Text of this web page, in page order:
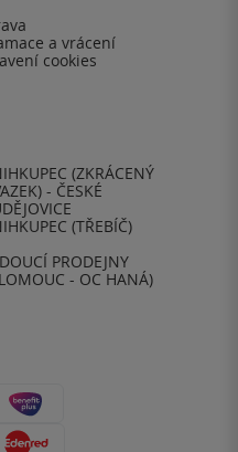
a vrácení
cookies
(ZKRÁCENÝ
- ČESKÉ
(TŘEBÍČ)
PRODEJNY
- OC HANÁ)